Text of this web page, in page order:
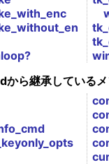
ら継承しているメ